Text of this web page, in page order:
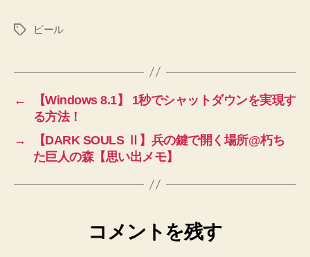
タ
ビール
←
【Windows 8.1】 1秒でシャットダウンを実現す
る方法！
→
【DARK SOULS Ⅱ】兵の鍵で開く場所@朽ち
た巨人の森【思い出メモ】
コメントを残す